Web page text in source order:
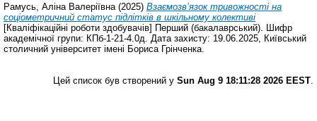
Рамусь, Аліна Валеріївна (2025) Взаємозв’язок тривожності на
соціометричний статус підлітків в шкільному колективі
[Кваліфікаційні роботи здобувачів] Перший (бакалаврський). Шифр
академічної групи: КПб-1-21-4.0д. Дата захисту: 19.06.2025, Київський
столичний університет імені Бориса Грінченка.
Цей список був створений у Sun Aug 9 18:11:28 2026 EEST